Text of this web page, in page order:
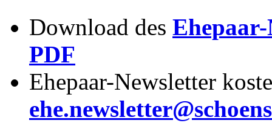
Download des
PDF
Ehepaar-Newsletter